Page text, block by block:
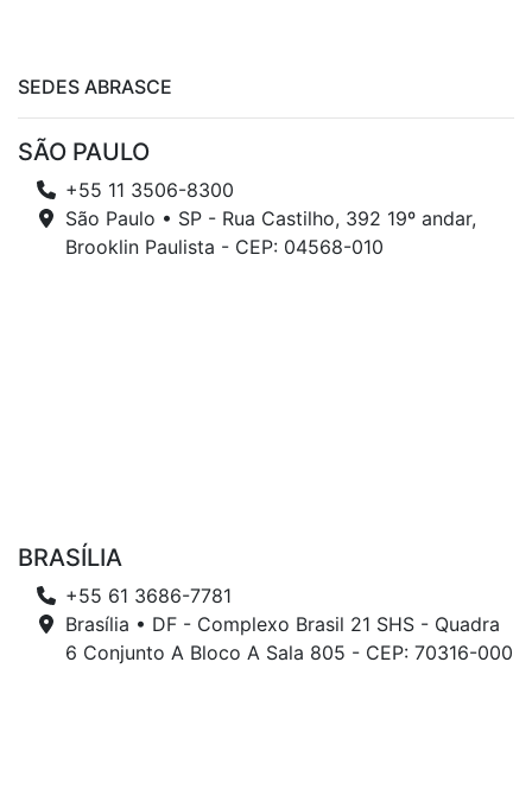
SEDES ABRASCE
SÃO PAULO
+55 11 3506-8300
São Paulo • SP - Rua Castilho, 392 19º andar,
Brooklin Paulista - CEP: 04568-010
BRASÍLIA
+55 61 3686-7781
Brasília • DF - Complexo Brasil 21 SHS - Quadra
6 Conjunto A Bloco A Sala 805 - CEP: 70316-000